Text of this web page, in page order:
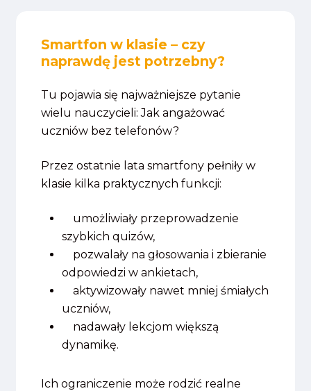
Smartfon w klasie – czy
naprawdę jest potrzebny?
Tu pojawia się najważniejsze pytanie
wielu nauczycieli: Jak angażować
uczniów bez telefonów?
Przez ostatnie lata smartfony pełniły w
klasie kilka praktycznych funkcji:
umożliwiały przeprowadzenie
szybkich quizów,
pozwalały na głosowania i zbieranie
odpowiedzi w ankietach,
aktywizowały nawet mniej śmiałych
uczniów,
nadawały lekcjom większą
dynamikę.
Ich ograniczenie może rodzić realne